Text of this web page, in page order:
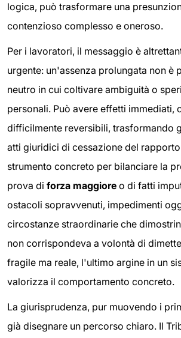
logica, può trasformare una
contenzioso complesso e oneroso.
Per i lavoratori, il messaggio è
urgente: un'assenza prolungata non è
neutro in cui coltivare ambiguità o
personali. Può avere effetti immediati,
difficilmente reversibili, trasformando
atti giuridici di cessazione del
strumento concreto per bilanciare la
prova di forza maggiore o di fatti
ostacoli sopravvenuti, impedimenti
circostanze straordinarie che
non corrispondeva a volontà di
fragile ma reale, l'ultimo argine in un
valorizza il comportamento concreto.
La giurisprudenza, pur muovendo i
già disegnare un percorso chiaro. Il